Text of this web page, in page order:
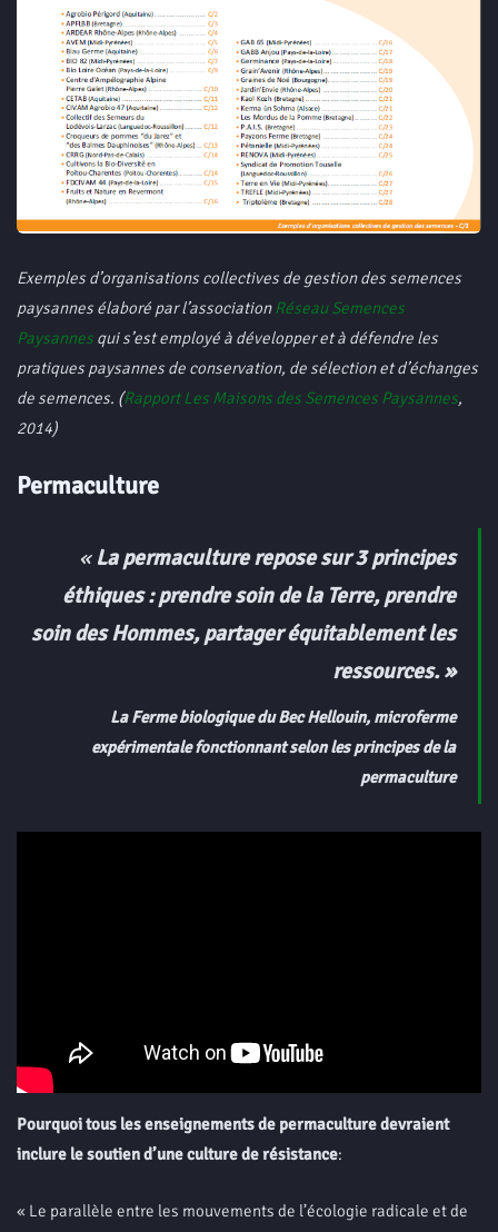
Exemples d’organisations collectives de gestion des semences
paysannes élaboré par l’associationRéseau Semences
Paysannes qui s’est employé à développer et à défendre les
pratiques paysannes de conservation, de sélection et d’échanges
de semences. (Rapport Les Maisons des Semences Paysannes,
2014)
Permaculture
« La permaculture repose sur 3 principes
éthiques : prendre soin de la Terre, prendre
soin des Hommes, partager équitablement les
ressources.»
La Ferme biologique du Bec Hellouin, microferme
expérimentale fonctionnant selon les principes de la
permaculture
Pourquoi tous les enseignements de permaculture devraient
inclure le soutien d’une culture de résistance:
« Le parallèle entre les mouvements de l’écologie radicale et de